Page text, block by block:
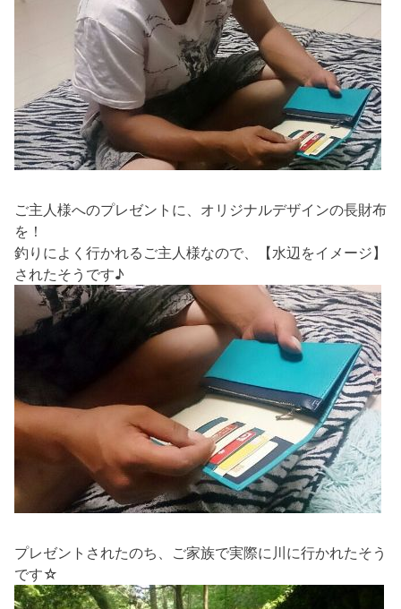
ご主人様へのプレゼントに、オリジナルデザインの長財布
を！
釣りによく行かれるご主人様なので、【水辺をイメージ】
されたそうです♪
プレゼントされたのち、ご家族で実際に川に行かれたそう
です☆